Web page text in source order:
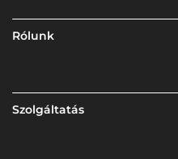
Rólunk
Szolgáltatás